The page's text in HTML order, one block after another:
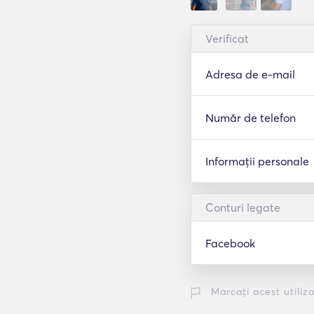
Verificat
Adresa de e-mail
Număr de telefon
Informații personale
Conturi legate
Facebook
Marcați acest